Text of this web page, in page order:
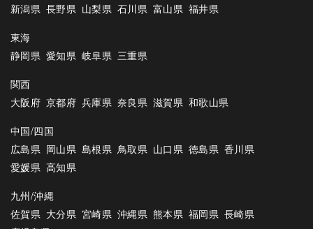
新潟県 長野県 山梨県 石川県 富山県 福井県
東海
静岡県 愛知県 岐阜県 三重県
関西
大阪府 京都府 兵庫県 奈良県 滋賀県 和歌山県
中国/四国
広島県 岡山県 島根県 鳥取県 山口県 徳島県 香川県
愛媛県 高知県
九州/沖縄
佐賀県 大分県 宮崎県 沖縄県 熊本県 福岡県 長崎県